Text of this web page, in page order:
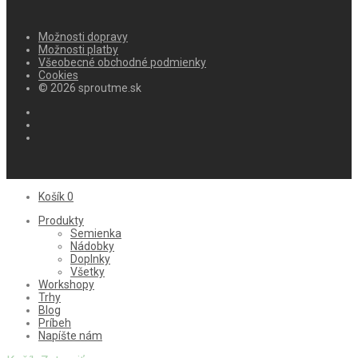
Možnosti dopravy
Možnosti platby
Všeobecné obchodné podmienky
Cookies
© 2026 sproutme.sk
Košík0
Produkty
Semienka
Nádobky
Doplnky
Všetky
Workshopy
Trhy
Blog
Príbeh
Napíšte nám